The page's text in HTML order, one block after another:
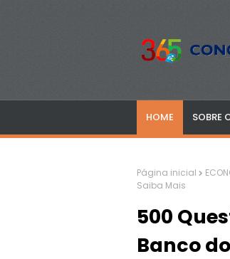
HOME SOBRE
Página inicial
Saiba Mais
500
Banco